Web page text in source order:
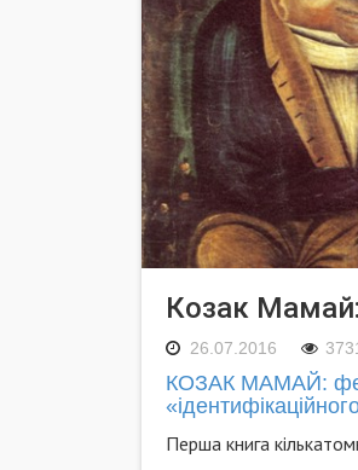
Козак
26.07.2016
КОЗАК МАМАЙ:
Перша книга